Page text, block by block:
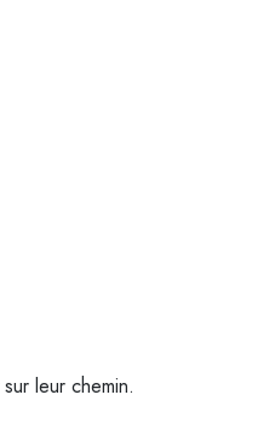
leur chemin.